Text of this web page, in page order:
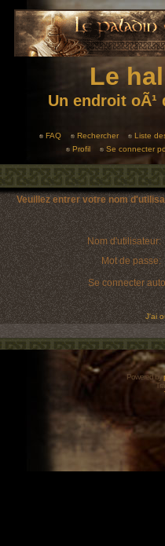
Le
Un endroit
FAQ Rechercher
Liste
Profil
Se connecter
Veuillez entrer votre nom
Nom d'utilisateur:
Mot de passe:
Se connecter
J'ai
Powered by